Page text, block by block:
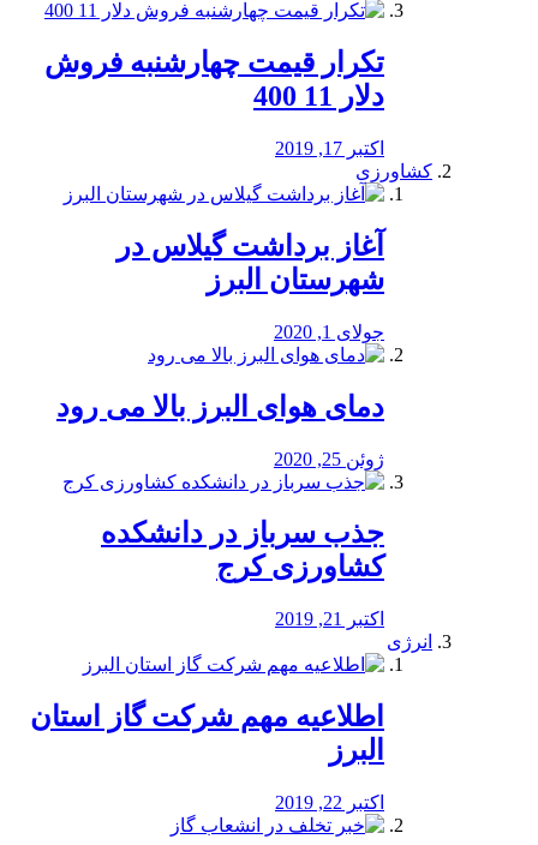
تکرار قیمت چهارشنبه فروش
دلار 11 400
اکتبر 17, 2019
کشاورزی
آغاز برداشت گیلاس در
شهرستان البرز
جولای 1, 2020
دمای هوای البرز بالا می رود
ژوئن 25, 2020
جذب سرباز در دانشکده
کشاورزی کرج
اکتبر 21, 2019
انرژی
️اطلاعیه مهم شرکت گاز استان
البرز
اکتبر 22, 2019